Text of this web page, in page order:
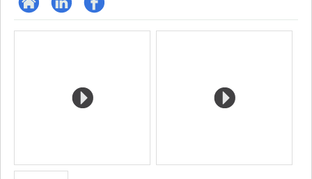
Site
LinkedInProfil
Media